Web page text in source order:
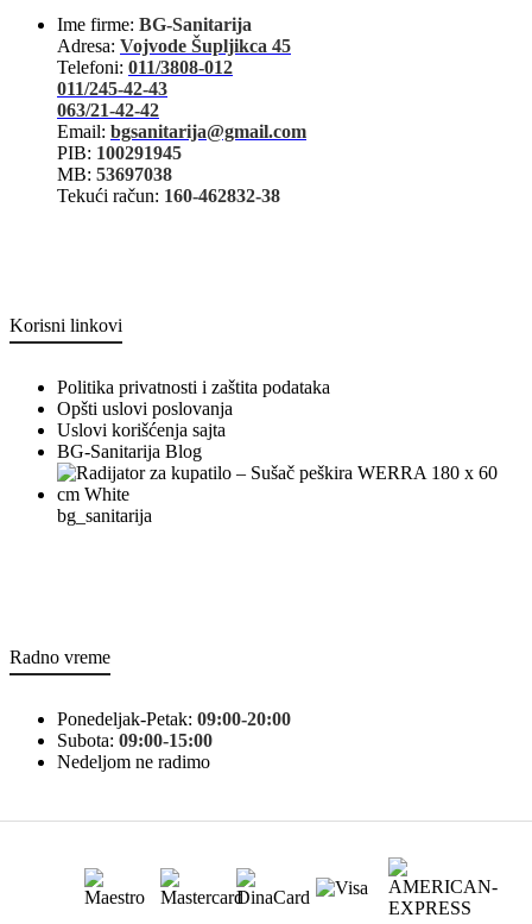
Ime firme: BG-Sanitarija
Adresa: Vojvode Šupljikca 45
Telefoni: 011/3808-012
011/245-42-43
063/21-42-42
Email: bgsanitarija@gmail.com
PIB: 100291945
MB: 53697038
Tekući račun: 160-462832-38
Korisni linkovi
Politika privatnosti i zaštita podataka
Opšti uslovi poslovanja
Uslovi korišćenja sajta
BG-Sanitarija Blog
bg_sanitarija
Radno vreme
Ponedeljak-Petak: 09:00-20:00
Subota: 09:00-15:00
Nedeljom ne radimo